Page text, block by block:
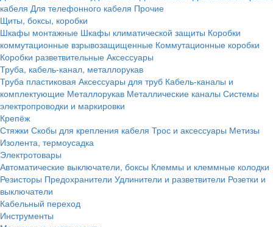
кабеля Для телефонного кабеля Прочие
Щиты, боксы, коробки
Шкафы монтажные Шкафы климатической защиты Коробки
коммутационные взрывозащищенные Коммутационные коробки
Коробки разветвительные Аксессуары
Труба, кабель-канал, металлорукав
Труба пластиковая Аксессуары для труб Кабель-каналы и
комплектующие Металлорукав Металлические каналы Системы
электропроводки и маркировки
Крепёж
Стяжки Скобы для крепления кабеля Трос и аксессуары Метизы
Изолента, термоусадка
Электротовары
Автоматические выключатели, боксы Клеммы и клеммные колодки
Резисторы Предохранители Удлинители и разветвители Розетки и
выключатели
Кабельный переход
Инструменты